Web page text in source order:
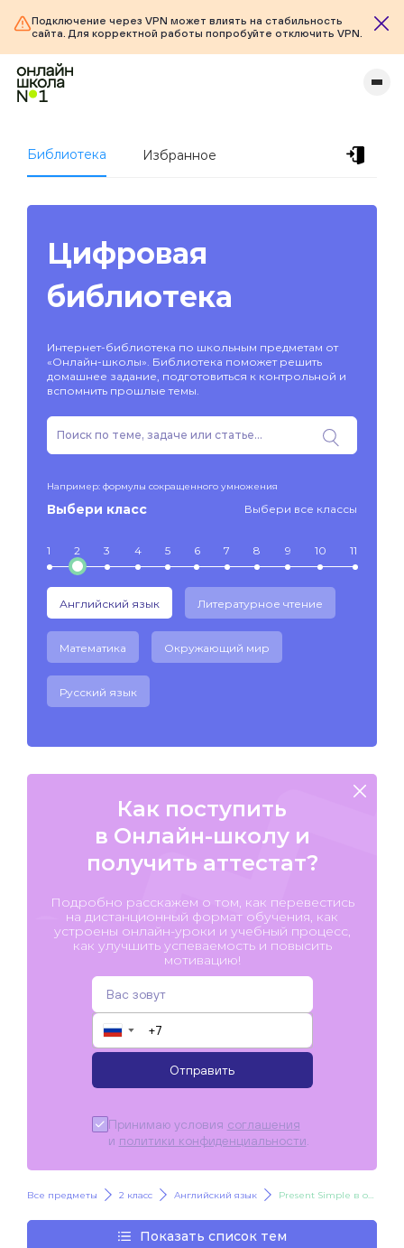
Подключение через VPN может влиять на стабильность
сайта. Для корректной работы попробуйте отключить VPN.
Библиотека Избранное
Цифровая
библиотека
Интернет-библиотека по школьным предметам от
«Онлайн-школы». Библиотека поможет решить
домашнее задание, подготовиться к контрольной и
вспомнить прошлые темы.
Например: формулы сокращенного умножения
Выбери класс Выбери все классы
1 2 3 4 5 6 7 8 9 10 11
Английский язык Литературное чтение
Математика Окружающий мир
Русский язык
Как поступить
в Онлайн-школу и
получить аттестат?
Подробно расскажем о том, как перевестись
на дистанционный формат обучения, как
устроены онлайн-уроки и учебный процесс,
как улучшить успеваемость и повысить
мотивацию!
▼
Отправить
Принимаю условия соглашения
и политики конфиденциальности
Все предметы 2 класс Английский язык Present Simple в общих вопросах
Показать список тем